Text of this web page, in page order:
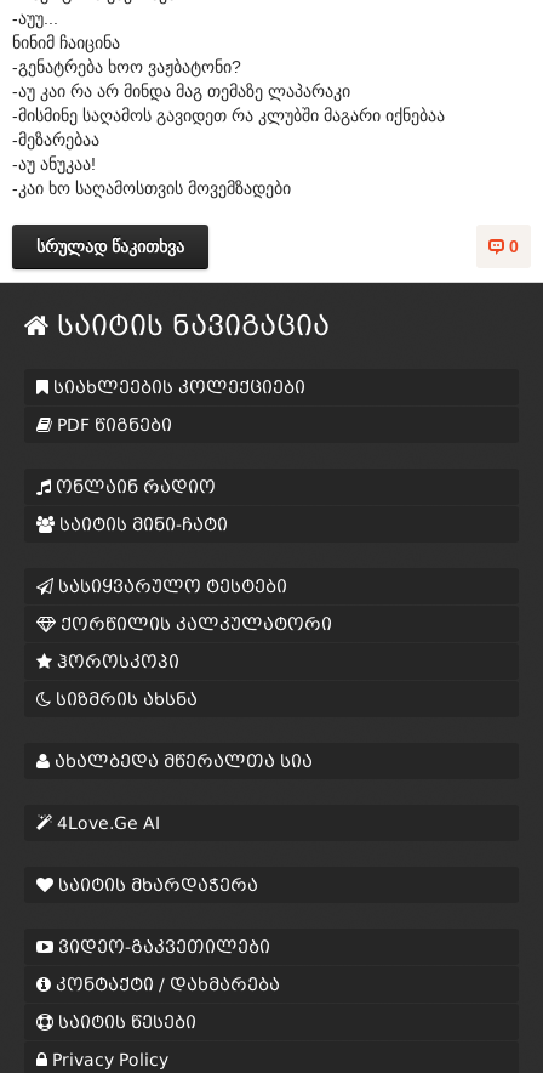
-აუუ...
ნინიმ ჩაიცინა
-გენატრება ხოო ვაჟბატონი?
-აუ კაი რა არ მინდა მაგ თემაზე ლაპარაკი
-მისმინე საღამოს გავიდეთ რა კლუბში მაგარი იქნებაა
-მეზარებაა
-აუ ანუკაა!
-კაი ხო საღამოსთვის მოვემზადები
0
სრულად წაკითხვა
საიტის ნავიგაცია
სიახლეების კოლექციები
PDF წიგნები
ონლაინ რადიო
საიტის მინი-ჩატი
სასიყვარულო ტესტები
ქორწილის კალკულატორი
ჰოროსკოპი
სიზმრის ახსნა
ახალბედა მწერალთა სია
4Love.Ge AI
საიტის მხარდაჭერა
ვიდეო-გაკვეთილები
კონტაქტი / დახმარება
საიტის წესები
Privacy Policy